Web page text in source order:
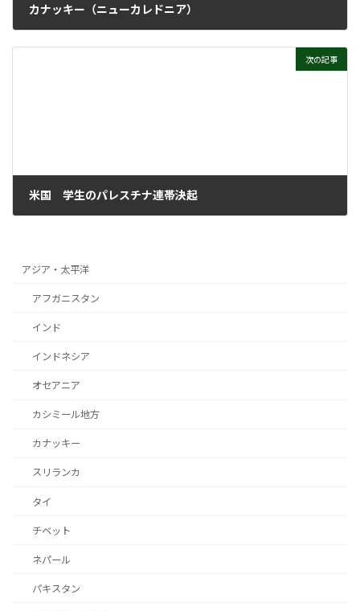
カナッキー（ニューカレドニア）
次の記事
米国 学生のパレスチナ連帯決起
アジア・太平洋
アフガニスタン
インド
インドネシア
オセアニア
カシミール地方
カナッキー
スリランカ
タイ
チベット
ネパール
パキスタン